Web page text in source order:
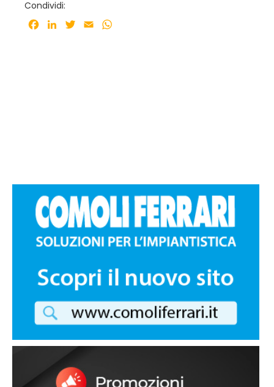
Condividi:
Facebook
LinkedInTwitter
Email